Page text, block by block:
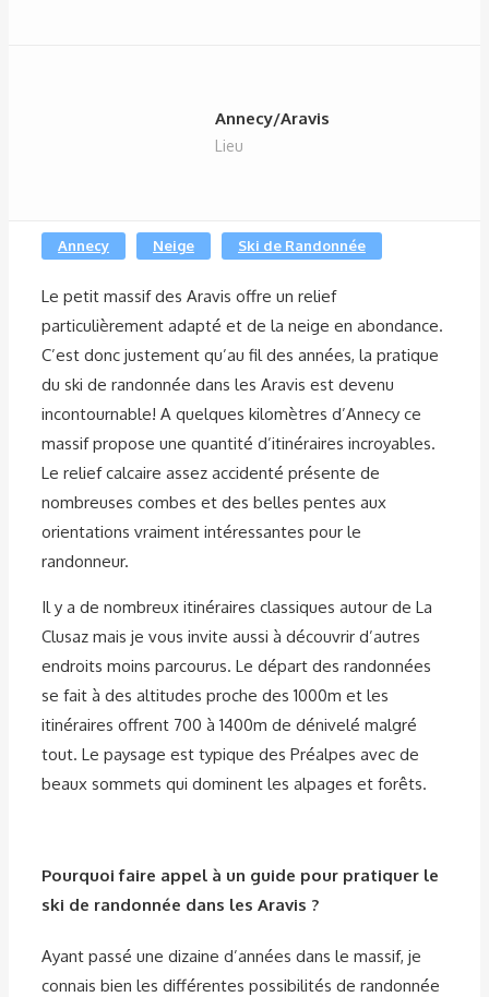
Annecy/Aravis
Lieu
Annecy Neige Ski de Randonnée
Le petit massif des Aravis offre un relief
particulièrement adapté et de la neige en abondance.
C’est donc justement qu’au fil des années, la pratique
du ski de randonnée dans les Aravis est devenu
incontournable! A quelques kilomètres d’Annecy ce
massif propose une quantité d’itinéraires incroyables.
Le relief calcaire assez accidenté présente de
nombreuses combes et des belles pentes aux
orientations vraiment intéressantes pour le
randonneur.
Il y a de nombreux itinéraires classiques autour de La
Clusaz mais je vous invite aussi à découvrir d’autres
endroits moins parcourus. Le départ des randonnées
se fait à des altitudes proche des 1000m et les
itinéraires offrent 700 à 1400m de dénivelé malgré
tout. Le paysage est typique des Préalpes avec de
beaux sommets qui dominent les alpages et forêts.
Pourquoi faire appel à un guide pour pratiquer le
ski de randonnée dans les Aravis ?
Ayant passé une dizaine d’années dans le massif, je
connais bien les différentes possibilités de randonnée